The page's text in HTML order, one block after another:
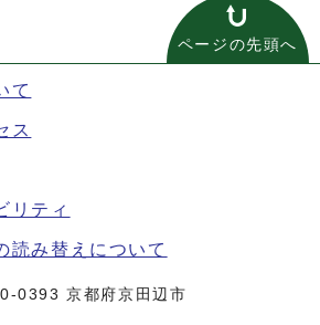
ページの先頭へ
て
ス
リティ
読み替えについて
0393 京都府京田辺市